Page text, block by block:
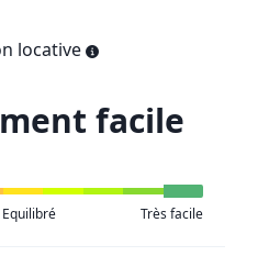
locative
facile
Equilibré Très facile